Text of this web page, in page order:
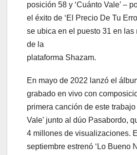
posición 58 y ‘Cuánto Vale’ –
el éxito de ‘El Precio De Tu
se ubica en el puesto 31 en las
de la
plataforma Shazam.
En mayo de 2022 lanzó el
grabado en vivo con
primera canción de este trabajo
Vale’ junto al dúo Pasabordo,
4 millones de visualizaciones.
septiembre estrenó ‘Lo Bueno